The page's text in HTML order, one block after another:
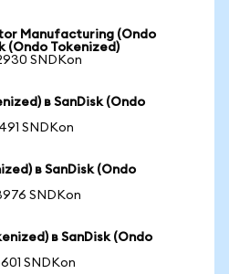
Manufacturing (Ondo
(Ondo Tokenized)
SNDKon
в SanDisk (Ondo
SNDKon
в SanDisk (Ondo
SNDKon
в SanDisk (Ondo
SNDKon